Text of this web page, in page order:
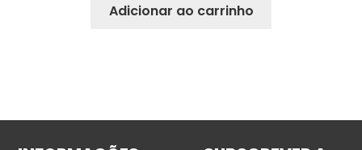
Adicionar ao carrinho